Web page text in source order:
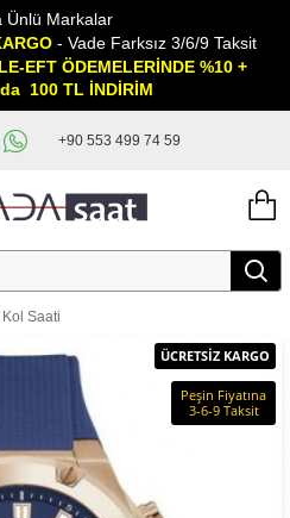
Ünlü Markalar
- Vade Farksız 3/6/9 Taksit
EFT ÖDEMELERİNDE %10 +
100 TL İNDİRİM
+90 553 499 74 59
Saati
ÜCRETSİZ KARGO
Peşin Fiyatına
3-6-9 Taksit